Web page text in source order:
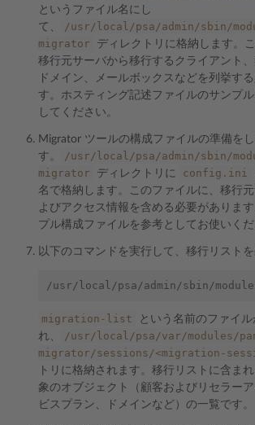
というファイル名にし
て、
/usr/local/psa/admin/sbin/
migrator
ディレクトリに格納します。
移行元サーバから移行するクライアント
ドメイン、メールボックスなどを列挙す
す。ホスティング記述ファイルのサンプ
してください。
Migrator ツールの構成ファイルの準備をし
す。
/usr/local/psa/admin/sbin/
migrator
ディレクトリに config.ini
名で格納します。このファイルに、移行
よびアクセス情報を含める必要があります
プル構成ファイルを参考としてお使いくだ
以下のコマンドを実行して、移行リストを
/usr/local/psa/admin/sbin/
migration-list
という名前のファイル
れ、
/usr/local/psa/var/modules/
migrator/sessions/<migration-
トリに格納されます。移行リストに含ま
象のオブジェクト（顧客およびリセラー
ビスプラン、ドメインなど）の一覧です。